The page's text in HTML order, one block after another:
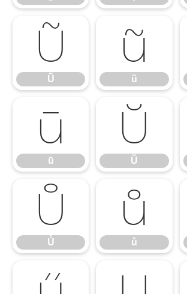
Ũ
Ũ
ũ
ũ
ū
ū
Ŭ
Ŭ
Ů
Ů
ů
ů